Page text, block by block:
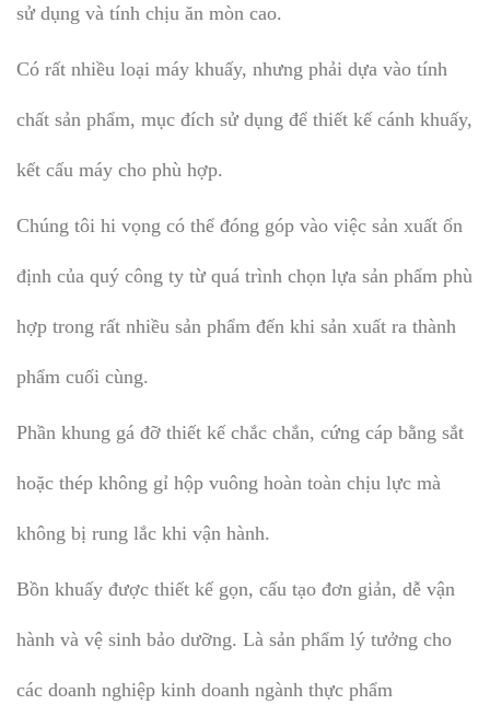
sử dụng và tính chịu ăn mòn cao.
Có rất nhiều loại máy khuấy, nhưng phải dựa vào tính
chất sản phẩm, mục đích sử dụng để thiết kế cánh khuấy,
kết cấu máy cho phù hợp.
Chúng tôi hi vọng có thể đóng góp vào việc sản xuất ổn
định của quý công ty từ quá trình chọn lựa sản phẩm phù
hợp trong rất nhiều sản phẩm đến khi sản xuất ra thành
phẩm cuối cùng.
Phần khung gá đỡ thiết kế chắc chắn, cứng cáp bằng sắt
hoặc thép không gỉ hộp vuông hoàn toàn chịu lực mà
không bị rung lắc khi vận hành.
Bồn khuấy được thiết kế gọn, cấu tạo đơn giản, dễ vận
hành và vệ sinh bảo dưỡng. Là sản phẩm lý tưởng cho
các doanh nghiệp kinh doanh ngành thực phẩm